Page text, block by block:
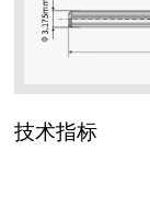
技术指标